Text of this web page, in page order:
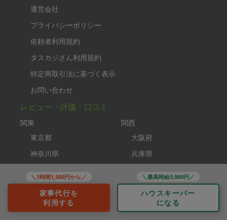
＼1時間1,500円から／
家事代行を
利用する
＼最高時給3,000円／
ハウスキーパー
になる
運営会社
プライバシーポリシー
依頼者利用規約
タスカジさん利用規約
特定商取引法に基づく表示
お問い合わせ
レビュー・評価・口コミ
関東
東京都
神奈川県
埼玉県
福岡県
関西
大阪府
兵庫県
奈良県